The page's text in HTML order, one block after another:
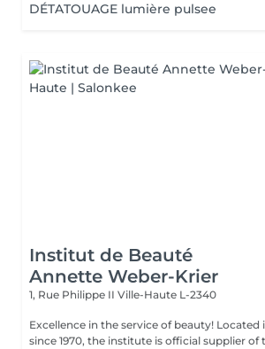
DÉTATOUAGE lumière pulsee
Institut de Beauté
Annette Weber-Krier
1, Rue Philippe II Ville-Haute L-2340
Excellence in the service of beauty! Located in the city center
since 1970, the institute is official supplier of